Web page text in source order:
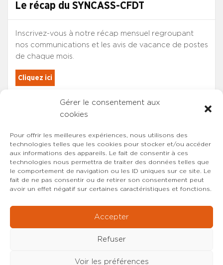
Gérer le consentement aux
cookies
Pour offrir les meilleures expériences, nous utilisons des
technologies telles que les cookies pour stocker et/ou accéder
aux informations des appareils. Le fait de consentir à ces
technologies nous permettra de traiter des données telles que
le comportement de navigation ou les ID uniques sur ce site. Le
fait de ne pas consentir ou de retirer son consentement peut
avoir un effet négatif sur certaines caractéristiques et fonctions.
Accepter
Refuser
Voir les préférences
Le récap du SYNCASS-CFDT
Inscrivez-vous à notre récap mensuel regroupant
nos communications et les avis de vacance de postes
de chaque mois.
Cliquez ici
Les adhérents du SYNCASS-CFDT
sont automatiquement inscrits.